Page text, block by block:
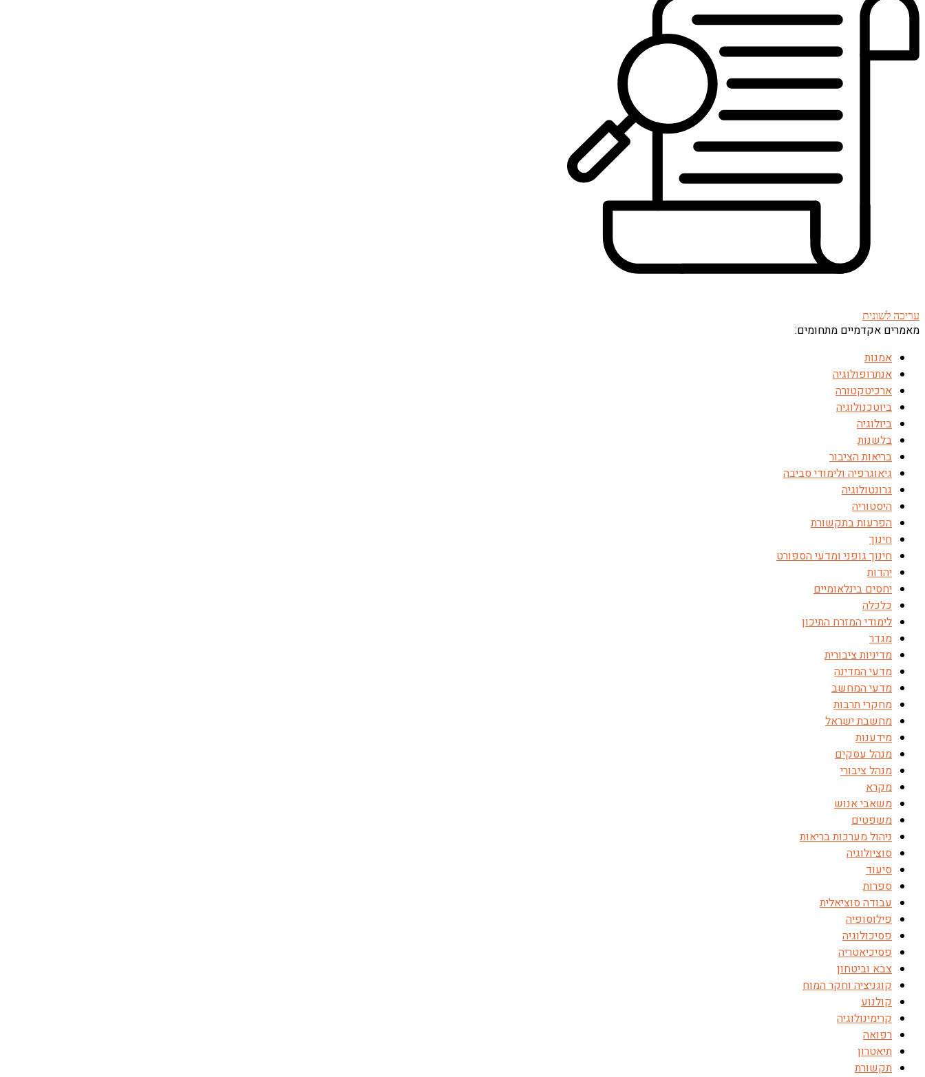
עריכה לשונית
מאמרים אקדמיים מתחומים:
אמנות
אנתרופולוגיה
ארכיטקטורה
ביוטכנולוגיה
ביולוגיה
בלשנות
בריאות הציבור
גיאוגרפיה ולימודי סביבה
גרונטולוגיה
היסטוריה
הפרעות בתקשורת
חינוך
חינוך גופני ומדעי הספורט
יהדות
יחסים בינלאומיים
כלכלה
לימודי המזרח התיכון
מגדר
מדיניות ציבורית
מדעי המדינה
מדעי המחשב
מחקרי תרבות
מחשבת ישראל
מידענות
מנהל עסקים
מנהל ציבורי
מקרא
משאבי אנוש
משפטים
ניהול מערכות בריאות
סוציולוגיה
סיעוד
ספרות
עבודה סוציאלית
פילוסופיה
פסיכולוגיה
פסיכיאטריה
צבא וביטחון
קוגניציה וחקר המוח
קולנוע
קרימינולוגיה
רפואה
תיאטרון
תקשורת